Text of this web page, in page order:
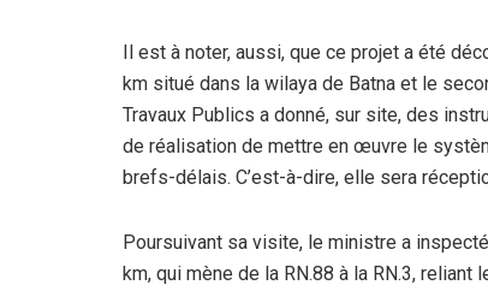
Il est à noter, aussi, que ce projet a été
km situé dans la wilaya de Batna et le
Travaux Publics a donné, sur site, des
de réalisation de mettre en œuvre le
brefs-délais. C’est-à-dire, elle sera
Poursuivant sa visite, le ministre a
km, qui mène de la RN.88 à la RN.3,